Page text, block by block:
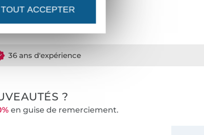
36 ans d'expérience
?
en guise de remerciement.
TOUT ACCEPTER